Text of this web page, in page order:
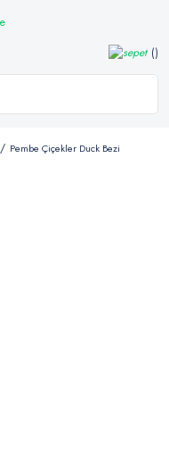
Pembe Çiçekler Duck Bezi